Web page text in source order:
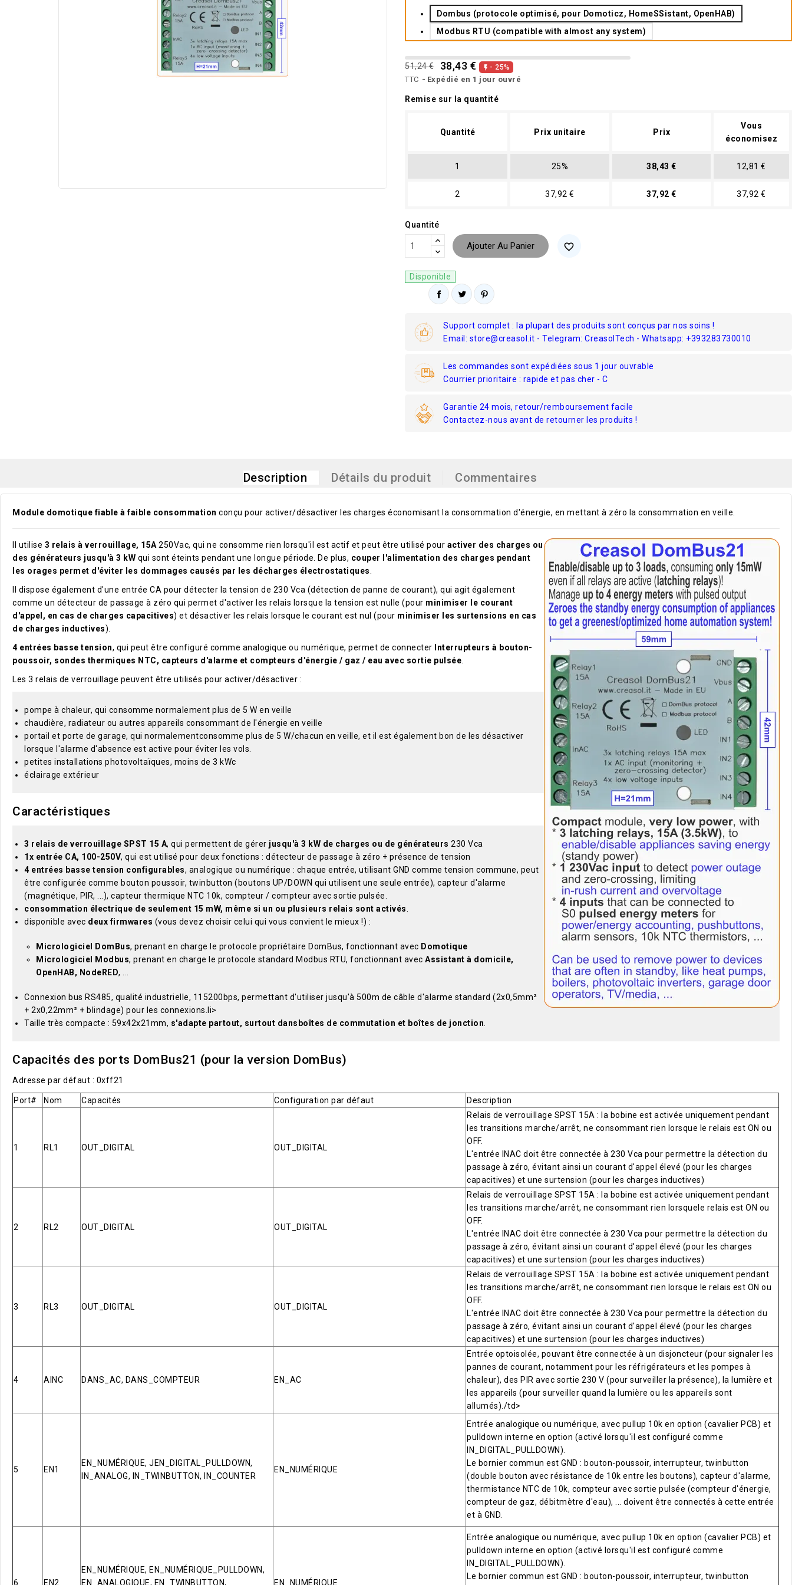
Dombus (protocole optimisé, pour Domoticz, HomeSSistant, OpenHAB)
Modbus RTU (compatible with almost any system)
51,24 € 38,43 €  - 25%
TTC Expédié en 1 jour ouvré
Remise sur la quantité
Quantité Prix unitaire Prix
Vous
économisez
1 25% 38,43 € 12,81 €
2 37,92 € 37,92 € 37,92 €
Quantité
Ajouter Au Panier favorite_border
Disponible
Support complet : la plupart des produits sont conçus par nos soins !
Email: store@creasol.it - Telegram: CreasolTech - Whatsapp: +393283730010
Les commandes sont expédiées sous 1 jour ouvrable
Courrier prioritaire : rapide et pas cher - C
Garantie 24 mois, retour/remboursement facile
Contactez-nous avant de retourner les produits !
Description Détails du produit Commentaires
Module domotique fiable à faible consommation conçu pour activer/désactiver les charges économisant la consommation d'énergie, en mettant à zéro la consommation en veille.
Il utilise 3 relais à verrouillage, 15A 250Vac, qui ne consomme rien lorsqu'il est actif et peut être utilisé pour activer des charges ou
des générateurs jusqu'à 3 kW qui sont éteints pendant une longue période. De plus, couper l'alimentation des charges pendant
les orages permet d'éviter les dommages causés par les décharges électrostatiques
Il dispose également d'une entrée CA pour détecter la tension de 230 Vca (détection de panne de courant), qui agit également
comme un détecteur de passage à zéro qui permet d'activer les relais lorsque la tension est nulle (pour minimiser le courant
d'appel, en cas de charges capacitives) et désactiver les relais lorsque le courant est nul (pour minimiser les surtensions en cas
de charges inductives).
4 entrées basse tension, qui peut être configuré comme analogique ou numérique, permet de connecter
Interrupteurs à bouton-
poussoir, sondes thermiques NTC, capteurs d'alarme et compteurs d'énergie / gaz / eau avec sortie pulsée
Les 3 relais de verrouillage peuvent être utilisés pour activer/désactiver :
pompe à chaleur, qui consomme normalement plus de 5 W en veille
chaudière, radiateur ou autres appareils consommant de l'énergie en veille
portail et porte de garage, qui normalementconsomme plus de 5 W/chacun en veille, et il est également bon de les désactiver
lorsque l'alarme d'absence est active pour éviter les vols.
petites installations photovoltaïques, moins de 3 kWc
éclairage extérieur
Caractéristiques
3 relais de verrouillage SPST 15 A, qui permettent de gérer jusqu'à 3 kW de charges ou de générateurs 230 Vca
1x entrée CA, 100-250V, qui est utilisé pour deux fonctions : détecteur de passage à zéro + présence de tension
4 entrées basse tension configurables, analogique ou numérique : chaque entrée, utilisant GND comme tension commune, peut
être configurée comme bouton poussoir, twinbutton (boutons UP/DOWN qui utilisent une seule entrée), capteur d'alarme
(magnétique, PIR, ...), capteur thermique NTC 10k, compteur / compteur avec sortie pulsée.
consommation électrique de seulement 15 mW, même si un ou plusieurs relais sont activés
disponible avec deux firmwares (vous devez choisir celui qui vous convient le mieux !) :
Micrologiciel DomBus, prenant en charge le protocole propriétaire DomBus, fonctionnant avec Domotique
Micrologiciel Modbus, prenant en charge le protocole standard Modbus RTU, fonctionnant avec Assistant à domicile,
OpenHAB, NodeRED, ...
Connexion bus RS485, qualité industrielle, 115200bps, permettant d'utiliser jusqu'à 500m de câble d'alarme standard (2x0,5mm²
+ 2x0,22mm² + blindage) pour les connexions.li>
Taille très compacte : 59x42x21mm, s'adapte partout, surtout dansboîtes de commutation et boîtes de jonction
Capacités des ports DomBus21 (pour la version DomBus)
Adresse par défaut : 0xff21
Port# Nom Capacités Configuration par défaut Description
1 RL1 OUT_DIGITAL OUT_DIGITAL
Relais de verrouillage SPST 15A : la bobine est activée uniquement pendant
les transitions marche/arrêt, ne consommant rien lorsque le relais est ON ou
OFF.
L'entrée INAC doit être connectée à 230 Vca pour permettre la détection du
passage à zéro, évitant ainsi un courant d'appel élevé (pour les charges
capacitives) et une surtension (pour les charges inductives)
2 RL2 OUT_DIGITAL OUT_DIGITAL
Relais de verrouillage SPST 15A : la bobine est activée uniquement pendant
les transitions marche/arrêt, ne consommant rien lorsquele relais est ON ou
OFF.
L'entrée INAC doit être connectée à 230 Vca pour permettre la détection du
passage à zéro, évitant ainsi un courant d'appel élevé (pour les charges
capacitives) et une surtension (pour les charges inductives)
3 RL3 OUT_DIGITAL OUT_DIGITAL
Relais de verrouillage SPST 15A : la bobine est activée uniquement pendant
les transitions marche/arrêt, ne consommant rien lorsque le relais est ON ou
OFF.
L'entrée INAC doit être connectée à 230 Vca pour permettre la détection du
passage à zéro, évitant ainsi un courant d'appel élevé (pour les charges
capacitives) et une surtension (pour les charges inductives)
4 AINC DANS_AC, DANS_COMPTEUR EN_AC
Entrée optoisolée, pouvant être connectée à un disjoncteur (pour signaler les
pannes de courant, notamment pour les réfrigérateurs et les pompes à
chaleur), des PIR avec sortie 230 V (pour surveiller la présence), la lumière et
les appareils (pour surveiller quand la lumière ou les appareils sont
allumés)./td>
5 EN1
EN_NUMÉRIQUE, JEN_DIGITAL_PULLDOWN,
IN_ANALOG, IN_TWINBUTTON, IN_COUNTER
EN_NUMÉRIQUE
Entrée analogique ou numérique, avec pullup 10k en option (cavalier PCB) et
pulldown interne en option (activé lorsqu'il est configuré comme
IN_DIGITAL_PULLDOWN).
Le bornier commun est GND : bouton-poussoir, interrupteur, twinbutton
(double bouton avec résistance de 10k entre les boutons), capteur d'alarme,
thermistance NTC de 10k, compteur avec sortie pulsée (compteur d'énergie,
compteur de gaz, débitmètre d'eau), ... doivent être connectés à cette entrée
et à GND.
6 EN2
EN_NUMÉRIQUE, EN_NUMÉRIQUE_PULLDOWN,
EN_ANALOGIQUE, EN_TWINBUTTON,
EN_NUMÉRIQUE
Entrée analogique ou numérique, avec pullup 10k en option (cavalier PCB) et
pulldown interne en option (activé lorsqu'il est configuré comme
IN_DIGITAL_PULLDOWN).
Le bornier commun est GND : bouton-poussoir, interrupteur, twinbutton